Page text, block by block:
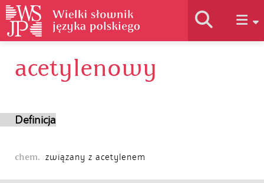
Historia słownika
acetylenowy
Definicja
chem. związany z acetylenem